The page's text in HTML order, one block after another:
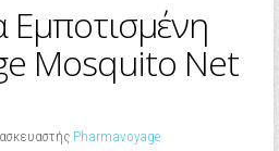
Mosquito Net
Pharmavoyage